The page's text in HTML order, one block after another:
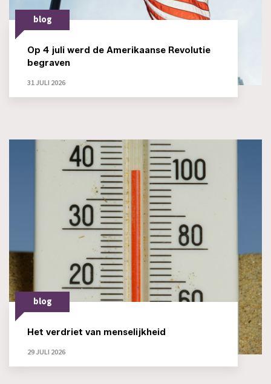
blog
Op 4 juli werd de Amerikaanse Revolutie
begraven
31 JULI 2026
blog
Het verdriet van menselijkheid
29 JULI 2026